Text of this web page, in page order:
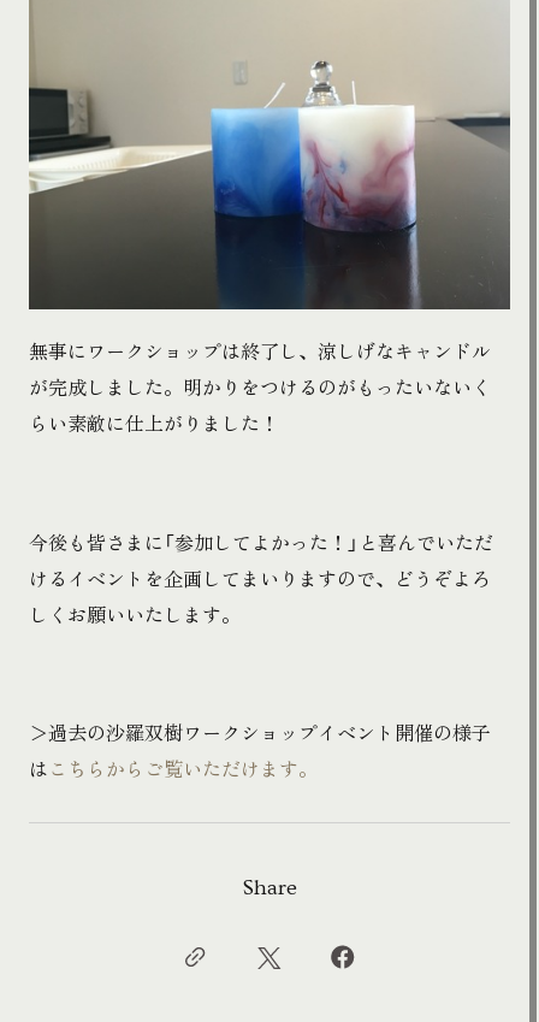
無事にワークショップは終了し、涼しげなキャンドル
が完成しました。明かりをつけるのがもったいないく
らい素敵に仕上がりました！
今後も皆さまに「参加してよかった！」と喜んでいただ
けるイベントを企画してまいりますので、どうぞよろ
しくお願いいたします。
＞過去の沙羅双樹ワークショップイベント開催の様子
はこちらからご覧いただけます。
Share